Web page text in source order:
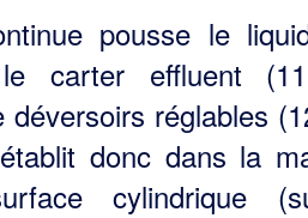
pousse le
le carter effluent
déversoirs réglables
donc dans la
cylindrique